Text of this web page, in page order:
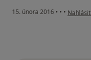
15. února 2016 • • • podle